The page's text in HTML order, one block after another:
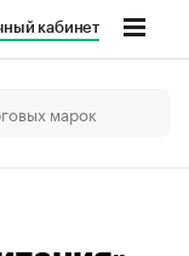
кабинет